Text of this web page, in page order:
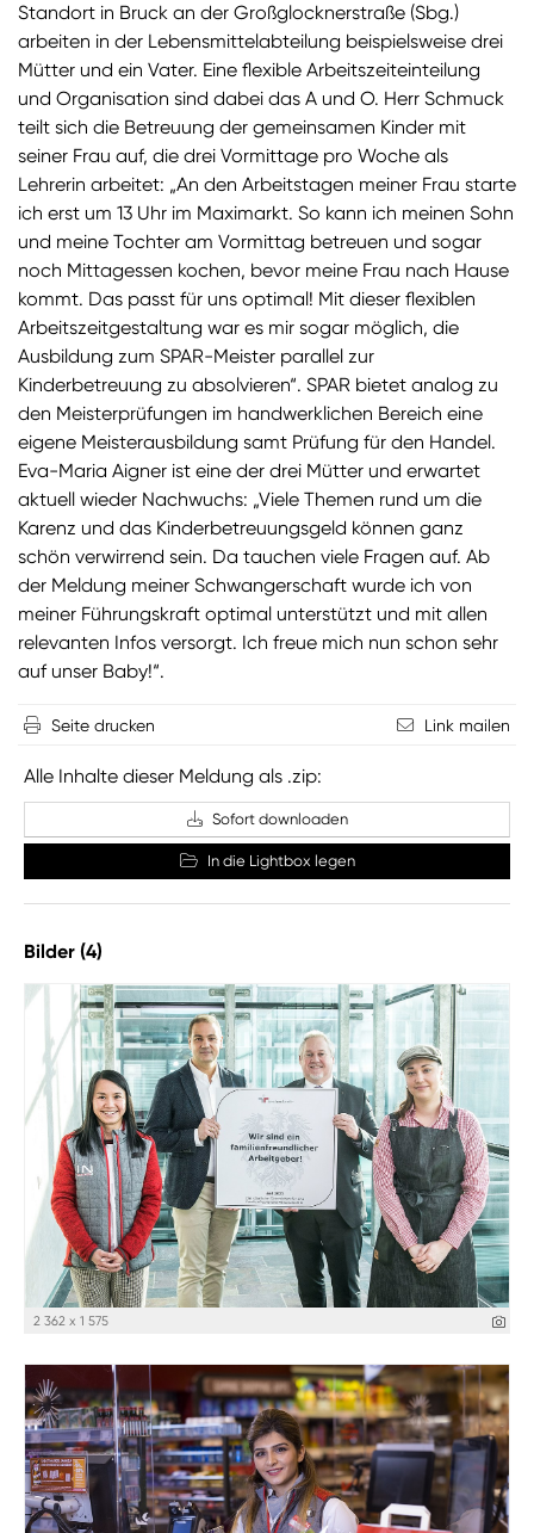
Standort in Bruck an der Großglocknerstraße (Sbg.)
arbeiten in der Lebensmittelabteilung beispielsweise drei
Mütter und ein Vater. Eine flexible Arbeitszeiteinteilung
und Organisation sind dabei das A und O. Herr Schmuck
teilt sich die Betreuung der gemeinsamen Kinder mit
seiner Frau auf, die drei Vormittage pro Woche als
Lehrerin arbeitet: „An den Arbeitstagen meiner Frau starte
ich erst um 13 Uhr im Maximarkt. So kann ich meinen Sohn
und meine Tochter am Vormittag betreuen und sogar
noch Mittagessen kochen, bevor meine Frau nach Hause
kommt. Das passt für uns optimal! Mit dieser flexiblen
Arbeitszeitgestaltung war es mir sogar möglich, die
Ausbildung zum SPAR-Meister parallel zur
Kinderbetreuung zu absolvieren“. SPAR bietet analog zu
den Meisterprüfungen im handwerklichen Bereich eine
eigene Meisterausbildung samt Prüfung für den Handel.
Eva-Maria Aigner ist eine der drei Mütter und erwartet
aktuell wieder Nachwuchs: „Viele Themen rund um die
Karenz und das Kinderbetreuungsgeld können ganz
schön verwirrend sein. Da tauchen viele Fragen auf. Ab
der Meldung meiner Schwangerschaft wurde ich von
meiner Führungskraft optimal unterstützt und mit allen
relevanten Infos versorgt. Ich freue mich nun schon sehr
auf unser Baby!“.
Seite drucken Link mailen
Alle Inhalte dieser Meldung als .zip:
Sofort downloaden
In die Lightbox legen
Bilder (4)
2 362 x 1 575